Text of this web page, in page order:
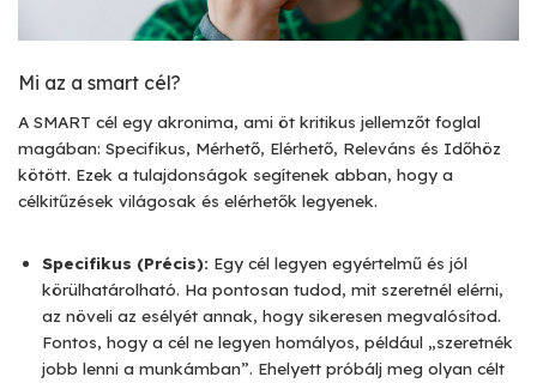
Mi az a smart cél?
A SMART cél egy akronima, ami öt kritikus jellemzőt foglal
magában: Specifikus, Mérhető, Elérhető, Releváns és Időhöz
kötött. Ezek a tulajdonságok segítenek abban, hogy a
célkitűzések világosak és elérhetők legyenek.
Specifikus (Précis): Egy cél legyen egyértelmű és jól
körülhatárolható. Ha pontosan tudod, mit szeretnél elérni,
az növeli az esélyét annak, hogy sikeresen megvalósítod.
Fontos, hogy a cél ne legyen homályos, például „szeretnék
jobb lenni a munkámban”. Ehelyett próbálj meg olyan célt